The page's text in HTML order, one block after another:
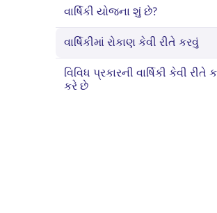
વાર્ષિકી યોજના શું છે?
વાર્ષિકીમાં રોકાણ કેવી રીતે કરવું
વિવિધ પ્રકારની વાર્ષિકી કેવી રીતે
કરે છે